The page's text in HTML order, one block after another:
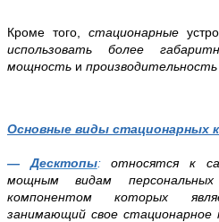
Кроме того, стационарные
использовать более
мощность и производительность
Основные виды стационарных
—Десктопы:относятся к
мощным видам
компонентом которых
занимающий свое